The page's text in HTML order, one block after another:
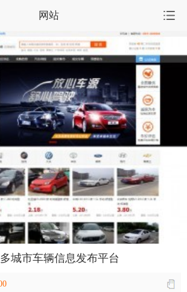
网站
首页
源码集市
服务市场
任务大厅
会员中心
城市车辆信息发布平台